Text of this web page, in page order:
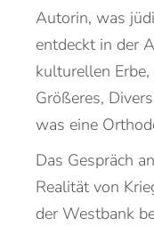
Autorin, was
entdeckt in der
kulturellen
Größeres,
was eine
Das Gespräch
Realität von
der Westbank